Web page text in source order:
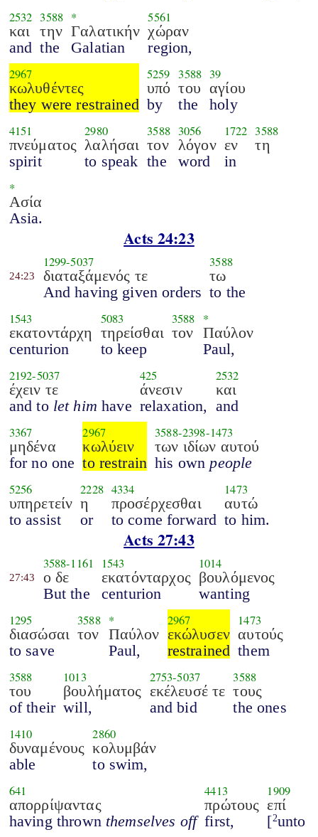
2532
και
and
3588
την
the
*
Γαλατικήν
Galatian
5561
χώραν
region,
2967
κωλυθέντες
they were restrained
5259
υπό
by
3588
του
the
39
αγίου
holy
4151
πνεύματος
spirit
2980
λαλήσαι
to speak
3588
τον
the
3056
λόγον
word
1722
εν
in
3588
τη
*
Ασία
Asia.
Acts 24:23
24:23
1299-5037
διαταξάμενός τε
And having given orders
3588
τω
to the
1543
εκατοντάρχη
centurion
5083
τηρείσθαι
to keep
3588
τον
*
Παύλον
Paul,
2192-5037
έχειν τε
and to let him have
425
άνεσιν
relaxation,
2532
και
and
3367
μηδένα
for no one
2967
κωλύειν
to restrain
3588-2398-1473
των ιδίων αυτού
his own people
5256
υπηρετείν
to assist
2228
η
or
4334
προσέρχεσθαι
to come forward
1473
αυτώ
to him.
Acts 27:43
27:43
3588-1161
ο δε
But the
1543
εκατόνταρχος
centurion
1014
βουλόμενος
wanting
1295
διασώσαι
to save
3588
τον
*
Παύλον
Paul,
2967
εκώλυσεν
restrained
1473
αυτούς
them
3588
του
of their
1013
βουλήματος
will,
2753-5037
εκέλευσέ τε
and bid
3588
τους
the ones
1410
δυναμένους
able
2860
κολυμβάν
to swim,
641
απορρίψαντας
having thrown themselves off
4413
πρώτους
first,
1909
επί
[2unto